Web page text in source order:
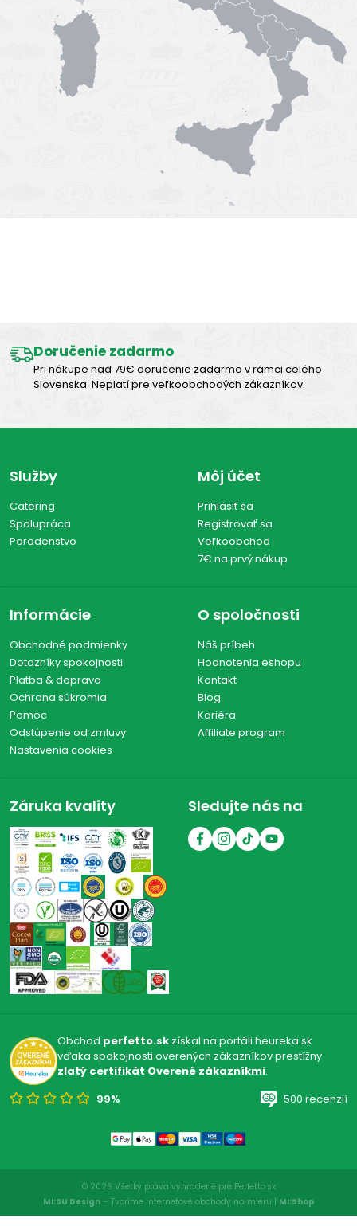
Doručenie zadarmo
Pri nákupe nad 79€ doručenie zadarmo v rámci celého
Slovenska. Neplatí pre veľkoobchodých zákazníkov.
Služby
Catering
Spolupráca
Poradenstvo
Môj účet
Prihlásiť sa
Registrovať sa
Veľkoobchod
7€ na prvý nákup
Informácie
Obchodné podmienky
Dotazníky spokojnosti
Platba & doprava
Ochrana súkromia
Pomoc
Odstúpenie od zmluvy
Nastavenia cookies
O spoločnosti
Náš príbeh
Hodnotenia eshopu
Kontakt
Blog
Kariéra
Affiliate program
Záruka kvality Sledujte nás na
Obchod perfetto.skzískal na portáli heureka.sk
vďaka spokojnosti overených zákazníkov prestížny
zlatý certifikát Overené zákazníkmi.
99%
500 recenzií
© 2026 Všetky práva vyhradené pre Perfetto.sk
MI:SU Design - Tvoríme internetové obchody na mieru | MI:Shop